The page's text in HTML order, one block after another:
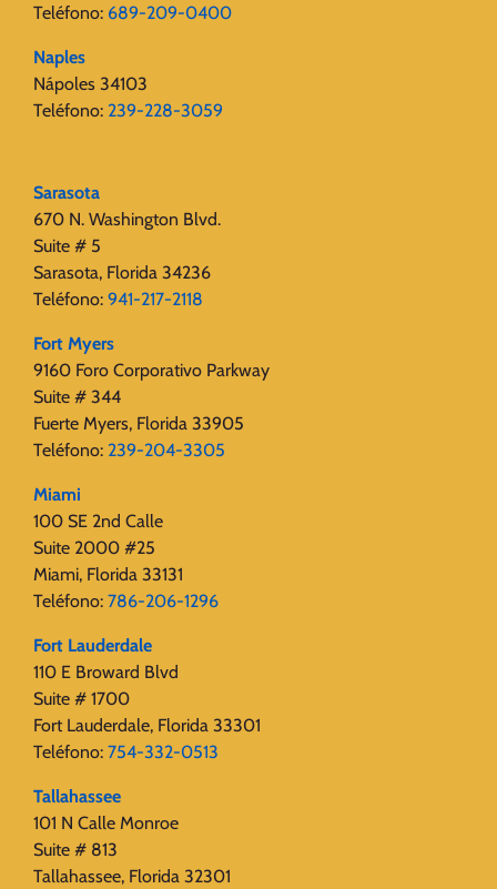
Teléfono: 689-209-0400
Naples
Nápoles 34103
Teléfono: 239-228-3059
Sarasota
670 N. Washington Blvd.
Suite # 5
Sarasota, Florida 34236
Teléfono: 941-217-2118
Fort Myers
9160 Foro Corporativo Parkway
Suite # 344
Fuerte Myers, Florida 33905
Teléfono: 239-204-3305
Miami
100 SE 2nd Calle
Suite 2000 #25
Miami, Florida 33131
Teléfono: 786-206-1296
Fort Lauderdale
110 E Broward Blvd
Suite # 1700
Fort Lauderdale, Florida 33301
Teléfono: 754-332-0513
Tallahassee
101 N Calle Monroe
Suite # 813
Tallahassee, Florida 32301